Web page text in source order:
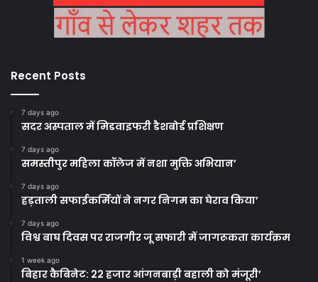
Recent Posts
7 days ago
सदर अस्पताल में मिडवाइफरी डैशबोर्ड प्रशिक्षण
7 days ago
समस्तीपुर महिला कॉलेज में नशा मुक्ति अभियान’
7 days ago
हड़ताली सफाईकर्मियों ने नगर निगम का घेराव किया’
7 days ago
विश्व बाघ दिवस पर राजगीर जू सफारी में जागरूकता कार्यक्रम
1 week ago
बिहार कैबिनेट: 22 हजार आंगनबाड़ी बहाली को मंजूरी’